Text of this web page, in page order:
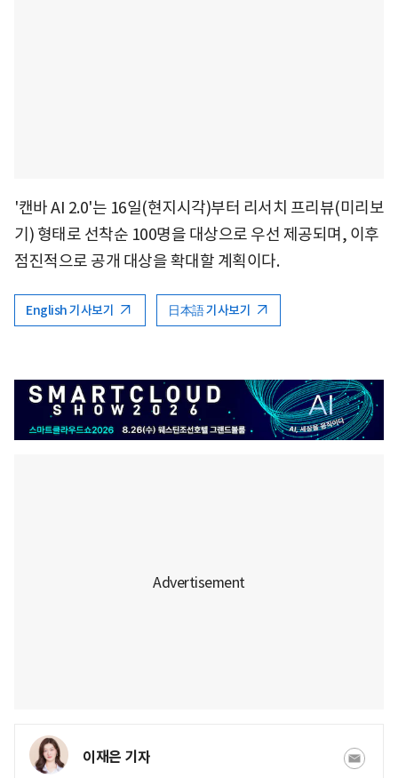
'캔바 AI 2.0'는 16일(현지시각)부터 리서치 프리뷰(미리보
기) 형태로 선착순 100명을 대상으로 우선 제공되며, 이후
점진적으로 공개 대상을 확대할 계획이다.
English 기사보기 日本語 기사보기
이재은 기자